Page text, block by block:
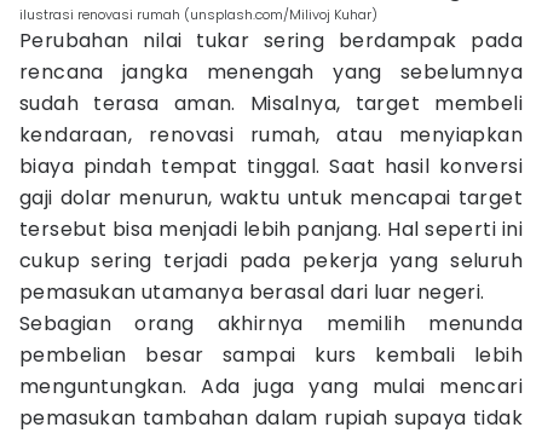
ilustrasi renovasi rumah (unsplash.com/Milivoj Kuhar)
Perubahan nilai tukar sering berdampak pada
rencana jangka menengah yang sebelumnya
sudah terasa aman. Misalnya, target membeli
kendaraan, renovasi rumah, atau menyiapkan
biaya pindah tempat tinggal. Saat hasil konversi
gaji dolar menurun, waktu untuk mencapai target
tersebut bisa menjadi lebih panjang. Hal seperti ini
cukup sering terjadi pada pekerja yang seluruh
pemasukan utamanya berasal dari luar negeri.
Sebagian orang akhirnya memilih menunda
pembelian besar sampai kurs kembali lebih
menguntungkan. Ada juga yang mulai mencari
pemasukan tambahan dalam rupiah supaya tidak